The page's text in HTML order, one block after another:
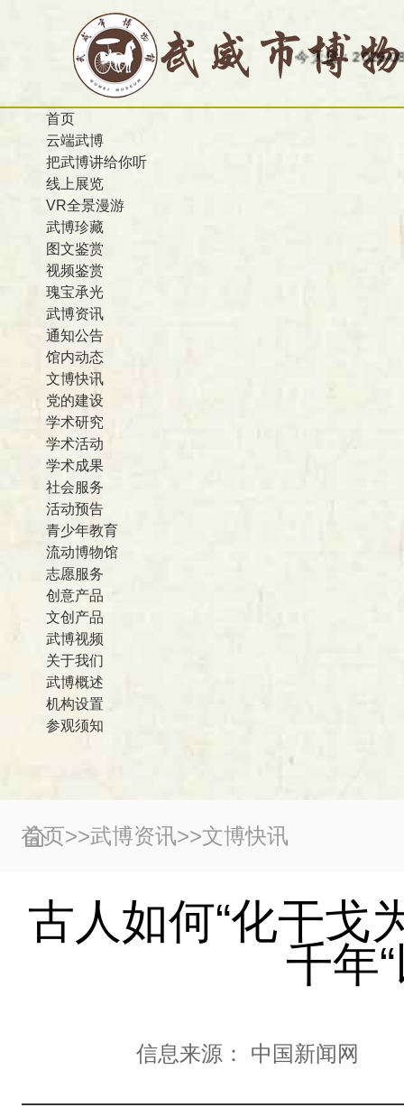
今天是：2026-08-06
首页
云端武博
把武博讲给你听
线上展览
VR全景漫游
武博珍藏
图文鉴赏
视频鉴赏
瑰宝承光
武博资讯
通知公告
馆内动态
文博快讯
党的建设
学术研究
学术活动
学术成果
社会服务
活动预告
青少年教育
流动博物馆
志愿服务
创意产品
文创产品
武博视频
关于我们
武博概述
机构设置
参观须知
首页>>武博资讯>>文博快讯
古人如何“化干戈
千年
信息来源： 中国新闻网